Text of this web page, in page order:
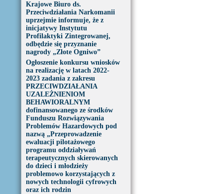
Krajowe Biuro ds.
Przeciwdziałania Narkomanii
uprzejmie informuje, że z
inicjatywy Instytutu
Profilaktyki Zintegrowanej,
odbędzie się przyznanie
nagrody „Złote Ogniwo”
Ogłoszenie konkursu wniosków
na realizację w latach 2022-
2023 zadania z zakresu
PRZECIWDZIAŁANIA
UZALEŻNIENIOM
BEHAWIORALNYM
dofinansowanego ze środków
Funduszu Rozwiązywania
Problemów Hazardowych pod
nazwą „Przeprowadzenie
ewaluacji pilotażowego
programu oddziaływań
terapeutycznych skierowanych
do dzieci i młodzieży
problemowo korzystających z
nowych technologii cyfrowych
oraz ich rodzin